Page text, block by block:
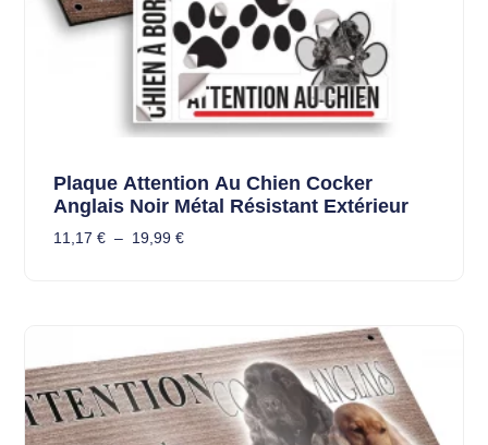
Plaque Attention Au Chien Cocker
Anglais Noir Métal Résistant Extérieur
11,17 € – 19,99 €